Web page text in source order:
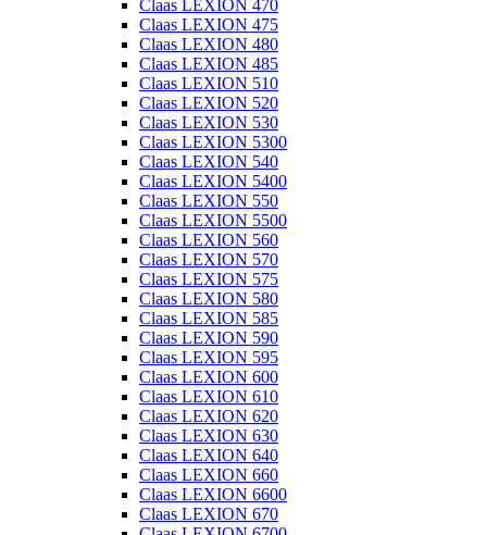
Claas LEXION 470
Claas LEXION 475
Claas LEXION 480
Claas LEXION 485
Claas LEXION 510
Claas LEXION 520
Claas LEXION 530
Claas LEXION 5300
Claas LEXION 540
Claas LEXION 5400
Claas LEXION 550
Claas LEXION 5500
Claas LEXION 560
Claas LEXION 570
Claas LEXION 575
Claas LEXION 580
Claas LEXION 585
Claas LEXION 590
Claas LEXION 595
Claas LEXION 600
Claas LEXION 610
Claas LEXION 620
Claas LEXION 630
Claas LEXION 640
Claas LEXION 660
Claas LEXION 6600
Claas LEXION 670